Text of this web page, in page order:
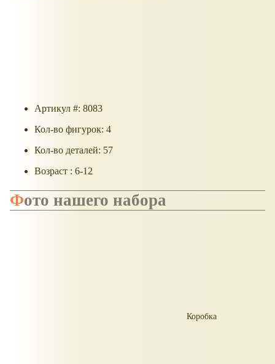
Артикул #: 8083
Кол-во фигурок: 4
Кол-во деталей: 57
Возраст : 6-12
Фото нашего набора
Коробка